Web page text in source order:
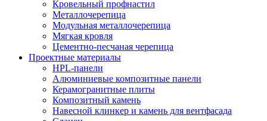
Кровельный профнастил
Металлочерепица
Модульная металлочерепица
Мягкая кровля
Цементно-песчаная черепица
Проектные материалы
HPL-панели
Алюминиевые композитные панели
Керамогранитные плиты
Композитный камень
Навесной клинкер и камень для вентфасада